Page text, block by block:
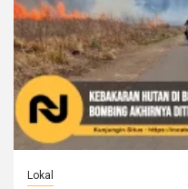
Lokal